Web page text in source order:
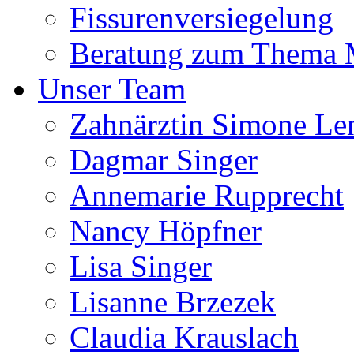
Fissurenversiegelung
Beratung zum Thema
Unser Team
Zahnärztin Simone
Dagmar Singer
Annemarie Rupprecht
Nancy Höpfner
Lisa Singer
Lisanne Brzezek
Claudia Krauslach